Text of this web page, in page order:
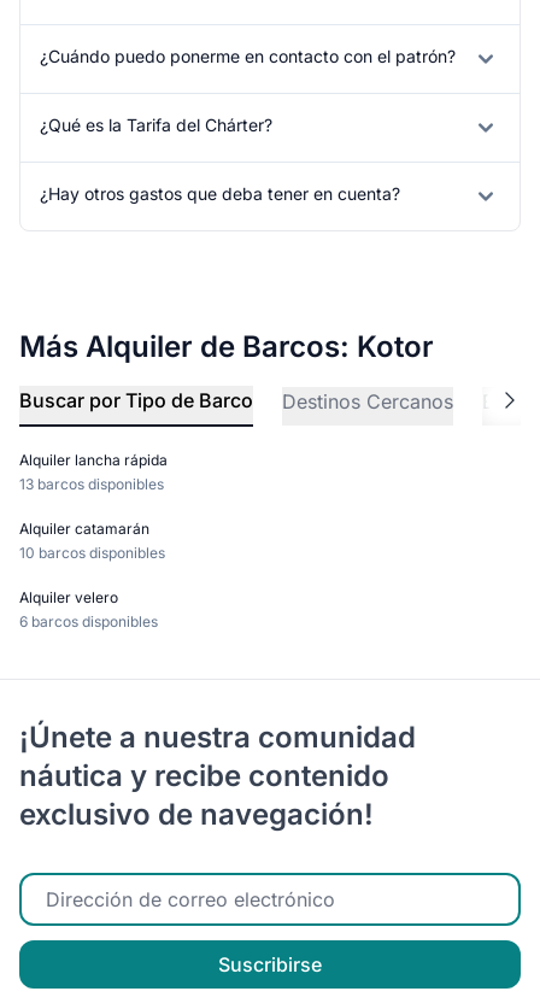
¿Cuándo puedo ponerme en contacto con el patrón?
¿Qué es la Tarifa del Chárter?
¿Hay otros gastos que deba tener en cuenta?
Más Alquiler de Barcos: Kotor
Buscar por Tipo de Barco Destinos Cercanos
Alquiler lancha rápida
13 barcos disponibles
Alquiler catamarán
10 barcos disponibles
Alquiler velero
6 barcos disponibles
¡Únete a nuestra comunidad
náutica y recibe contenido
exclusivo de navegación!
Ingrese su correo electrónico
Suscribirse